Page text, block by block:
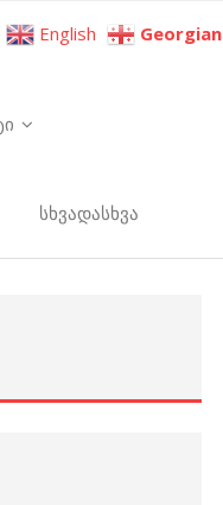
სხვადასხვა
English Georgian